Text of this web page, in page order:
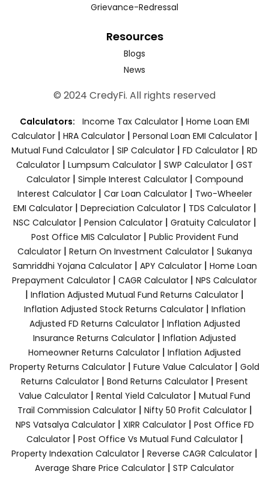
Grievance-Redressal
Resources
Blogs
News
© 2024 CredyFi. All rights reserved
Calculators: Income Tax Calculator | Home Loan EMI
Calculator | HRA Calculator | Personal Loan EMI Calculator |
Mutual Fund Calculator | SIP Calculator | FD Calculator | RD
Calculator | Lumpsum Calculator | SWP Calculator | GST
Calculator| Simple Interest Calculator| Compound
Interest Calculator| Car Loan Calculator| Two-Wheeler
EMI Calculator| Depreciation Calculator| TDS Calculator|
NSC Calculator| Pension Calculator| Gratuity Calculator|
Post Office MIS Calculator| Public Provident Fund
Calculator| Return On Investment Calculator| Sukanya
Samriddhi Yojana Calculator| APY Calculator| Home Loan
Prepayment Calculator | CAGR Calculator | NPS Calculator
| Inflation Adjusted Mutual Fund Returns Calculator |
Inflation Adjusted Stock Returns Calculator| Inflation
Adjusted FD Returns Calculator| Inflation Adjusted
Insurance Returns Calculator | Inflation Adjusted
Homeowner Returns Calculator | Inflation Adjusted
Property Returns Calculator | Future Value Calculator | Gold
Returns Calculator | Bond Returns Calculator | Present
Value Calculator | Rental Yield Calculator | Mutual Fund
Trail Commission Calculator| Nifty 50 Profit Calculator|
NPS Vatsalya Calculator| XIRR Calculator| Post Office FD
Calculator| Post Office Vs Mutual Fund Calculator|
Property Indexation Calculator | Reverse CAGR Calculator |
Average Share Price Calculator | STP Calculator